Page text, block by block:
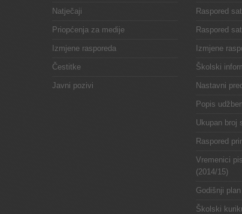
Natječaji
Priopćenja za medije
Izmjene rasporeda
Čestitke
Javni pozivi
Raspored
Raspored
Izmjene
Školski
Nastavni
Popis
Ukupan broj
Raspored
Vremenici
(2014/15)
Godišnji
Školski